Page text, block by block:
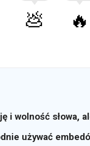
💩 🔥
i wolność słowa,
używać